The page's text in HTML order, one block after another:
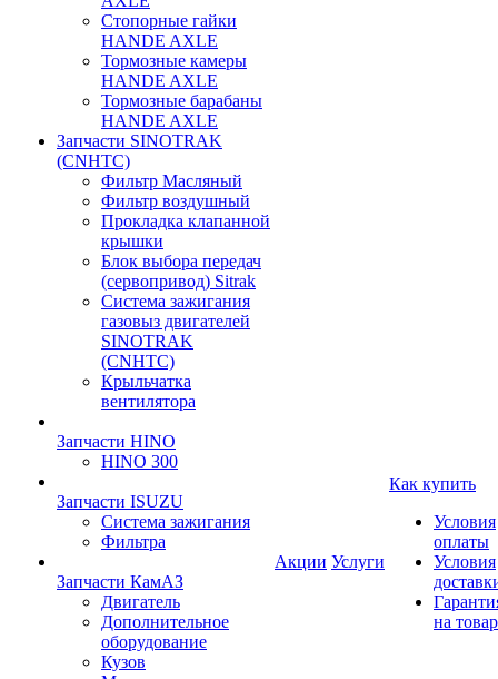
Стопорные гайки
HANDE AXLE
Тормозные камеры
HANDE AXLE
Тормозные барабаны
HANDE AXLE
Запчасти SINOTRAK
(CNHTC)
Фильтр Масляный
Фильтр воздушный
Прокладка клапанной
крышки
Блок выбора передач
(сервопривод) Sitrak
Система зажигания
газовыз двигателей
SINOTRAK
(CNHTC)
Крыльчатка
вентилятора
Запчасти HINO
HINO 300
Запчасти ISUZU
Система зажигания
Фильтра
Запчасти КамАЗ
Двигатель
Дополнительное
оборудование
Кузов
Акции Услуги
Как купить
Условия
оплаты
Условия
на товар